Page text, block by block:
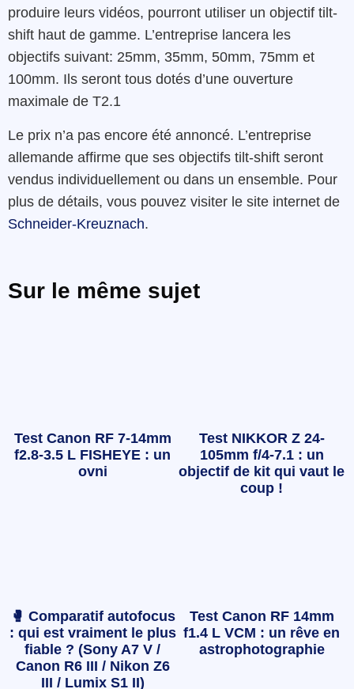
produire leurs vidéos, pourront utiliser un objectif tilt-
shift haut de gamme. L’entreprise lancera les
objectifs suivant: 25mm, 35mm, 50mm, 75mm et
100mm. Ils seront tous dotés d’une ouverture
maximale de T2.1
Le prix n’a pas encore été annoncé. L’entreprise
allemande affirme que ses objectifs tilt-shift seront
vendus individuellement ou dans un ensemble. Pour
plus de détails, vous pouvez visiter le site internet de
Schneider-Kreuznach.
Sur le même sujet
Test Canon RF 7-14mm
f2.8-3.5 L FISHEYE : un
ovni
Test NIKKOR Z 24-
105mm f/4-7.1 : un
objectif de kit qui vaut le
coup !
🥊 Comparatif autofocus
: qui est vraiment le plus
fiable ? (Sony A7 V /
Canon R6 III / Nikon Z6
III / Lumix S1 II)
Test Canon RF 14mm
f1.4 L VCM : un rêve en
astrophotographie